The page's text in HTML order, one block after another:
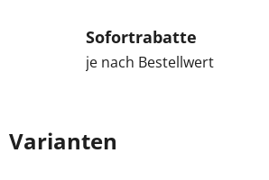
Sofortrabatte
je nach Bestellwert
Varianten